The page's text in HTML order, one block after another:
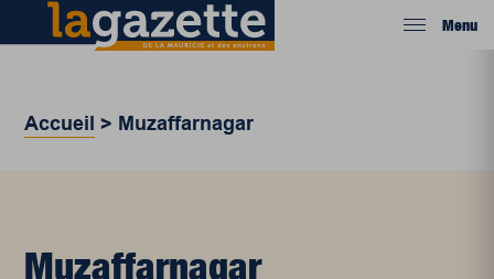
Menu
Accueil > Muzaffarnagar
Muzaffarnagar